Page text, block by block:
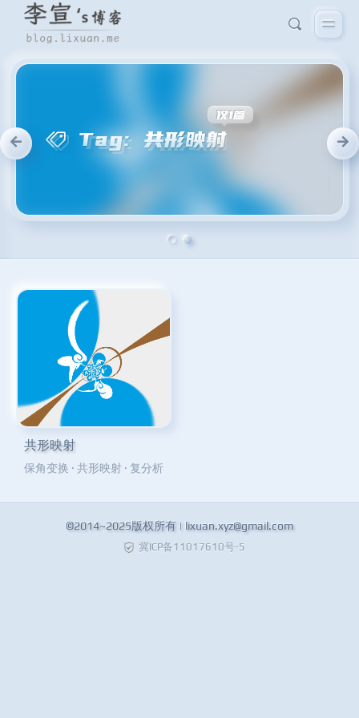
共形映射
保角变换 · 共形映射 · 复分析
©2014~2025版权所有 | lixuan.xyz@gmail.com
冀ICP备11017610号-5